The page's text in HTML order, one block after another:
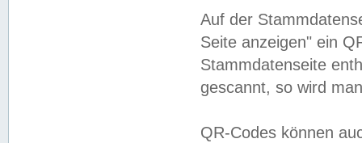
Auf der
Seite anzeigen" ein
Stammdatenseite
gescannt, so wird
QR-Codes können